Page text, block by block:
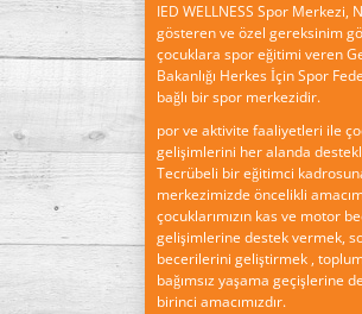
IED WELLNESS Spor Merkezi,
gösteren ve özel gereksinim
çocuklara spor eğitimi veren
Bakanlığı Herkes İçin Spor
bağlı bir spor merkezidir.
por ve aktivite faaliyetleri ile
gelişimlerini her alanda
Tecrübeli bir eğitimci
merkezimizde öncelikli
çocuklarımızın kas ve motor
gelişimlerine destek vermek,
becerilerini geliştirmek ,
bağımsız yaşama geçişlerine
birinci amacımızdır.